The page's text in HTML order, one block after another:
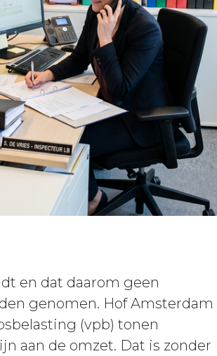
en dat daarom geen
genomen. Hof Amsterdam
(vpb) tonen
aan de omzet. Dat is zonder